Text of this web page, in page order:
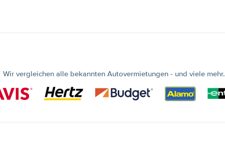
Wir vergleichen alle bekannten Autovermietungen - und viele mehr.